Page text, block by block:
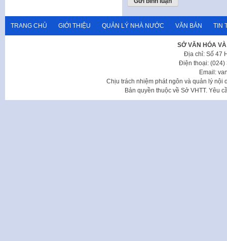
TRANG CHỦ GIỚI THIỆU QUẢN LÝ NHÀ NƯỚC VĂN BẢN TIN
SỞ VĂN HÓA
Địa chỉ: Số 47
Điện thoại: (024)
Email:
Chịu trách nhiệm phát ngôn và quản lý nội
Bản quyền thuộc về Sở VHTT. Yêu